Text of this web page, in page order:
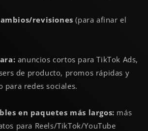
revisiones (para afinar el
anuncios cortos para TikTok Ads,
de producto, promos rápidas y
para redes sociales.
en paquetes más largos: más
para Reels/TikTok/YouTube